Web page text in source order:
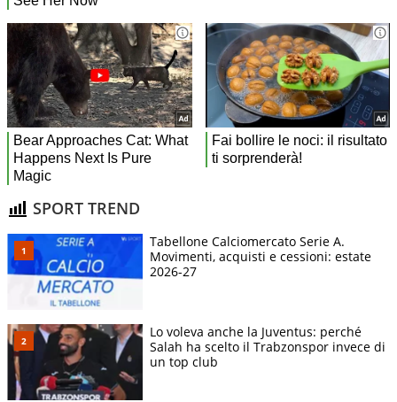
SPORT TREND
Tabellone Calciomercato Serie A.
Movimenti, acquisti e cessioni: estate
2026-27
Lo voleva anche la Juventus: perché
Salah ha scelto il Trabzonspor invece di
un top club